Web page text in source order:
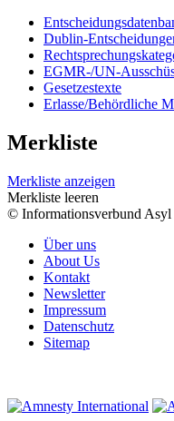
Dublin-
EGMR-/UN-
Gesetzestexte
Erlasse/Behördliche
Merkliste
Merkliste anzeigen
Merkliste leeren
© Informationsverbund
Über uns
About Us
Kontakt
Newsletter
Impressum
Datenschutz
Sitemap